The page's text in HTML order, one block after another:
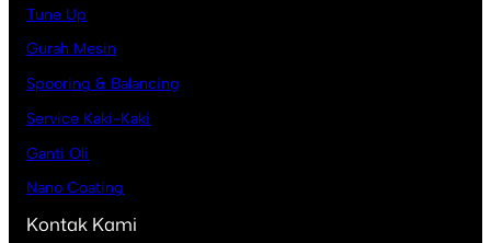
Tune Up
Gurah Mesin
Spooring & Balancing
Service Kaki-Kaki
Ganti Oli
Nano Coating
Kontak Kami